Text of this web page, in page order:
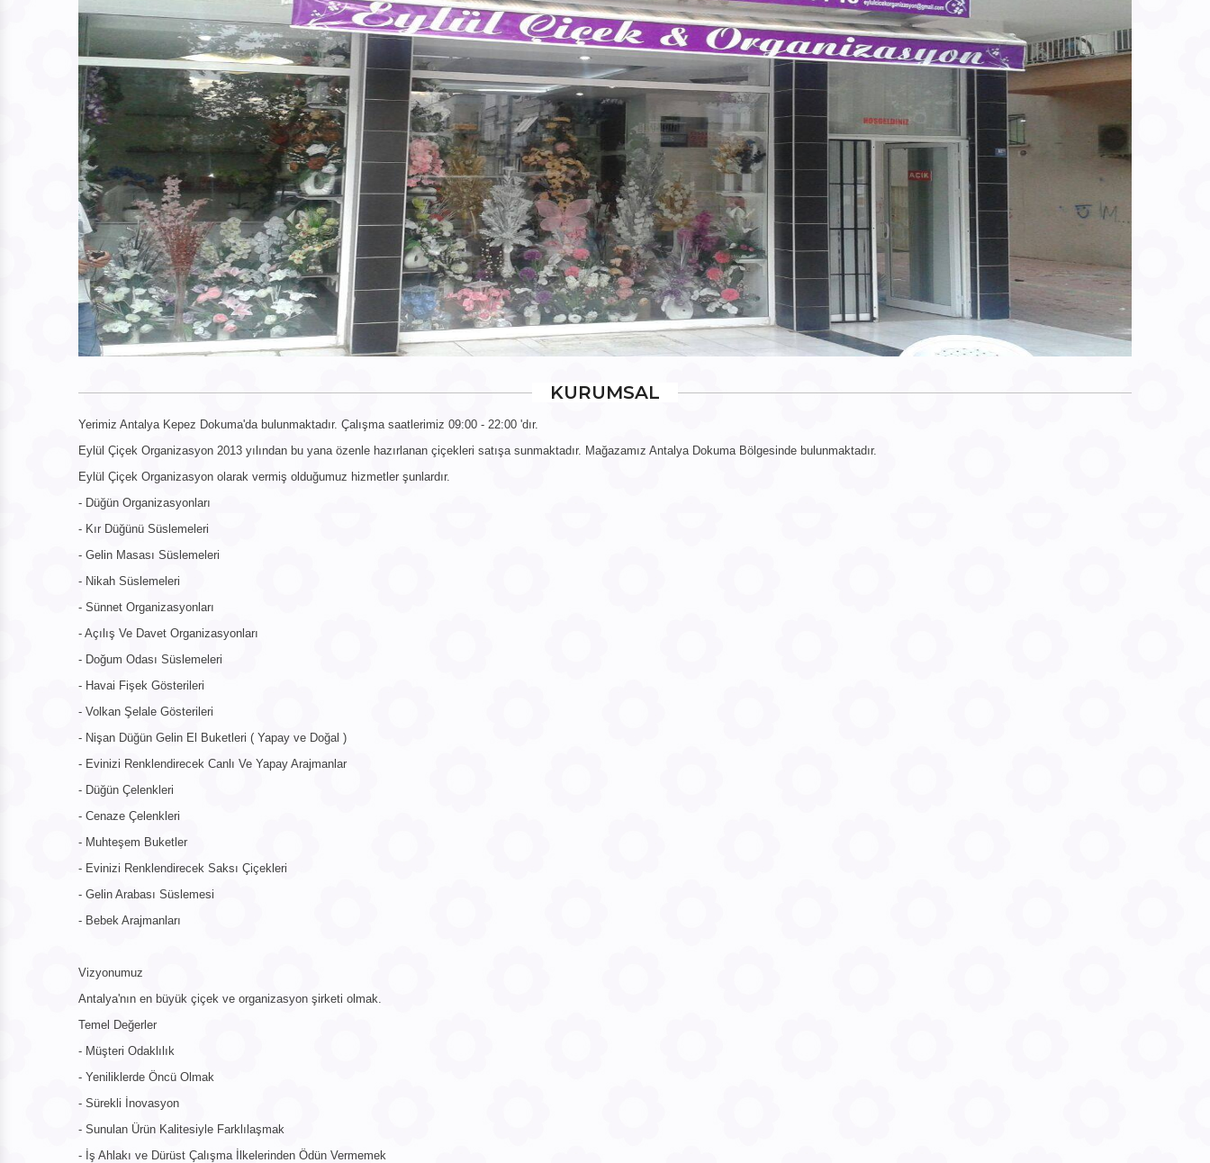
KURUMSAL
Yerimiz Antalya Kepez Dokuma'da bulunmaktadır. Çalışma saatlerimiz 09:00 - 22:00 'dır.
Eylül Çiçek Organizasyon 2013 yılından bu yana özenle hazırlanan çiçekleri satışa sunmaktadır. Mağazamız Antalya Dokuma Bölgesinde bulunmaktadır.
Eylül Çiçek Organizasyon olarak vermiş olduğumuz hizmetler şunlardır.
- Düğün Organizasyonları
- Kır Düğünü Süslemeleri
- Gelin Masası Süslemeleri
- Nikah Süslemeleri
- Sünnet Organizasyonları
- Açılış Ve Davet Organizasyonları
- Doğum Odası Süslemeleri
- Havai Fişek Gösterileri
- Volkan Şelale Gösterileri
- Nişan Düğün Gelin El Buketleri ( Yapay ve Doğal )
- Evinizi Renklendirecek Canlı Ve Yapay Arajmanlar
- Düğün Çelenkleri
- Cenaze Çelenkleri
- Muhteşem Buketler
- Evinizi Renklendirecek Saksı Çiçekleri
- Gelin Arabası Süslemesi
- Bebek Arajmanları
Vizyonumuz
Antalya'nın en büyük çiçek ve organizasyon şirketi olmak.
Temel Değerler
- Müşteri Odaklılık
- Yeniliklerde Öncü Olmak
- Sürekli İnovasyon
- Sunulan Ürün Kalitesiyle Farklılaşmak
- İş Ahlakı ve Dürüst Çalışma İlkelerinden Ödün Vermemek